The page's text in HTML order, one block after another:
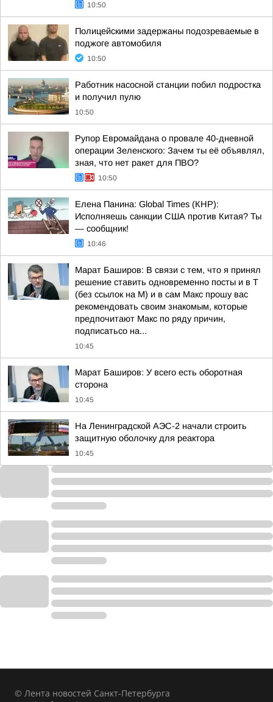
10:50
Полицейскими задержаны подозреваемые в
поджоге автомобиля
10:50
Работник насосной станции побил подростка
и получил пулю
10:50
Рупор Евромайдана о провале 40-дневной
операции Зеленского: Зачем ты её объявлял,
зная, что нет ракет для ПВО?
10:50
Елена Панина: Global Times (КНР):
Исполняешь санкции США против Китая? Ты
— сообщник!
10:46
Марат Баширов: В связи с тем, что я принял
решение ставить одновременно посты и в Т
(без ссылок на М) и в сам Макс прошу вас
рекомендовать своим знакомым, которые
предпочитают Макс по ряду причин,
подписатьсо на...
10:45
Марат Баширов: У всего есть оборотная
сторона
10:45
На Ленинградской АЭС-2 начали строить
защитную оболочку для реактора
10:45
© Лента новостей Санкт-Петербурга